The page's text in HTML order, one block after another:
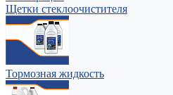
Щетки стеклоочистителя
Тормозная жидкость